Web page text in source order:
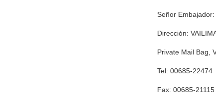
Señor
Dirección:
Private Mail Bag,
Tel: 00685-22474
Fax: 00685-21115